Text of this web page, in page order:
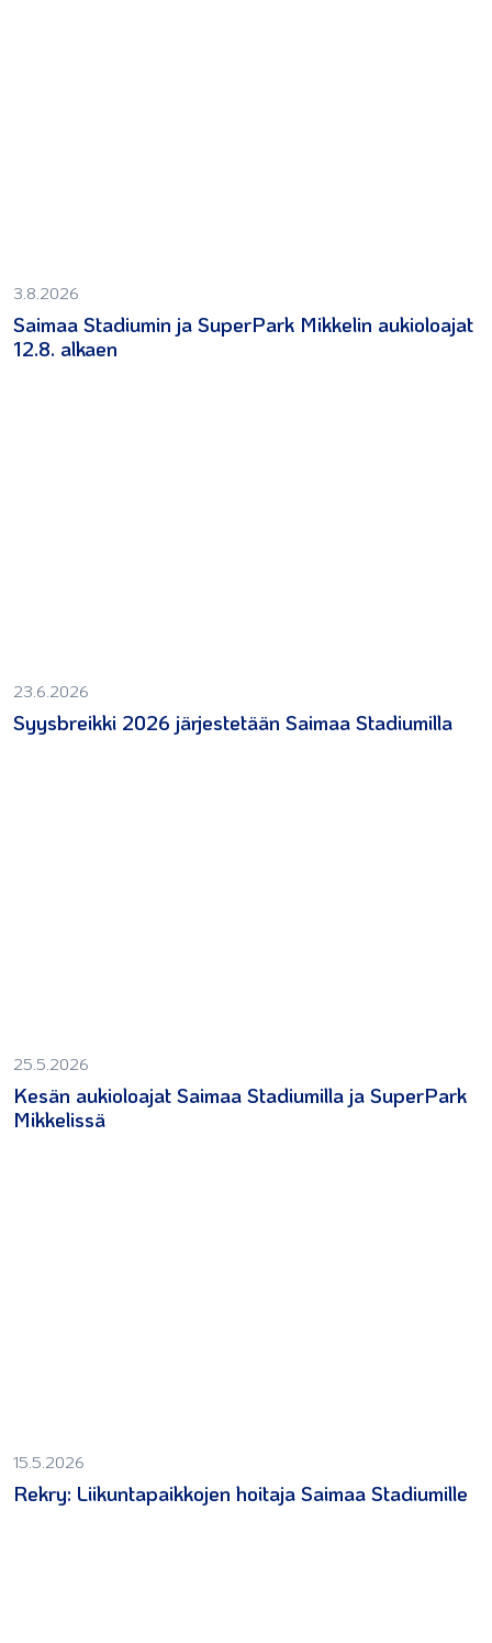
3.8.2026
Saimaa Stadiumin ja SuperPark Mikkelin aukioloajat
12.8. alkaen
23.6.2026
Syysbreikki 2026 järjestetään Saimaa Stadiumilla
25.5.2026
Kesän aukioloajat Saimaa Stadiumilla ja SuperPark
Mikkelissä
15.5.2026
Rekry: Liikuntapaikkojen hoitaja Saimaa Stadiumille